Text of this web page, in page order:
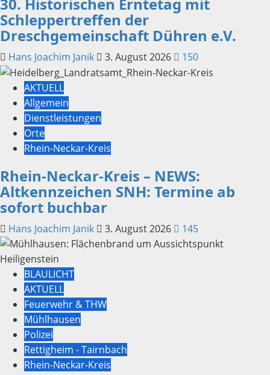
Schleppertreffen der
Dreschgemeinschaft Dühren e.V.
Hans Joachim Janik 3. August 2026 150
AKTUELL
Allgemein
Dienstleistungen
Orte
Rhein-Neckar-Kreis
Rhein-Neckar-Kreis – NEWS:
Altkennzeichen SNH: Termine ab
sofort buchbar
Hans Joachim Janik 3. August 2026 145
BLAULICHT
AKTUELL
Feuerwehr & THW
Mühlhausen
Polizei
Rettigheim - Tairnbach
Rhein-Neckar-Kreis